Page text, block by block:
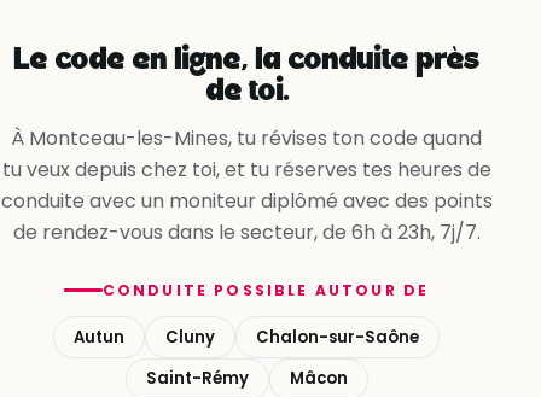
Le code en ligne, la conduite près
de toi.
À Montceau-les-Mines, tu révises ton code quand
tu veux depuis chez toi, et tu réserves tes heures de
conduite avec un moniteur diplômé avec des points
de rendez-vous dans le secteur, de 6h à 23h, 7j/7.
CONDUITE POSSIBLE AUTOUR DE
Autun Cluny
Chalon-sur-Saône
Saint-Rémy
Mâcon